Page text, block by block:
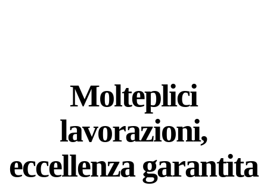
Molteplici
lavorazioni,
eccellenza garantita